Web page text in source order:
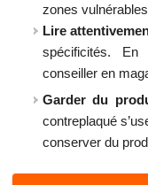
zones
Lire
spécificités.
conseiller en
Garder du
contreplaqué
conserver du